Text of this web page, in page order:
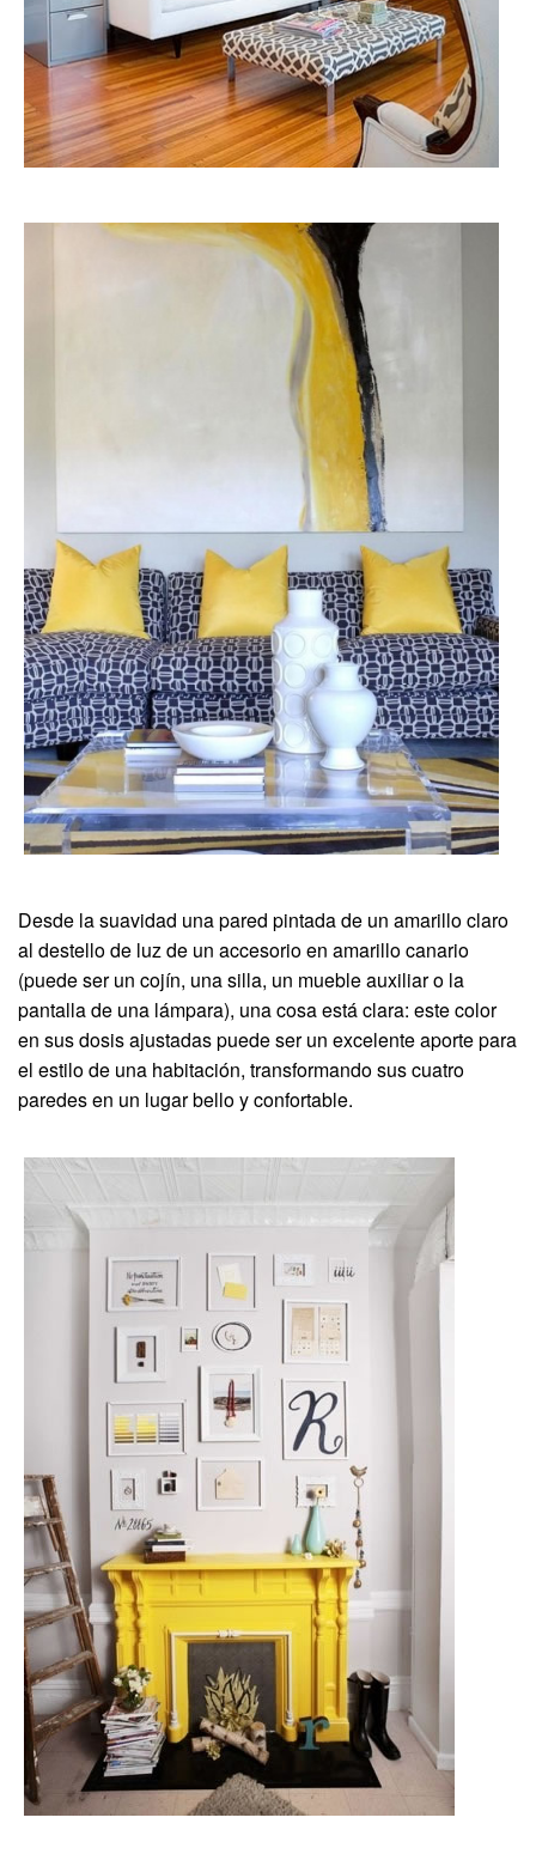
Desde la suavidad una pared pintada de un amarillo claro
al destello de luz de un accesorio en amarillo canario
(puede ser un cojín, una silla, un mueble auxiliar o la
pantalla de una lámpara), una cosa está clara: este color
en sus dosis ajustadas puede ser un excelente aporte para
el estilo de una habitación, transformando sus cuatro
paredes en un lugar bello y confortable.